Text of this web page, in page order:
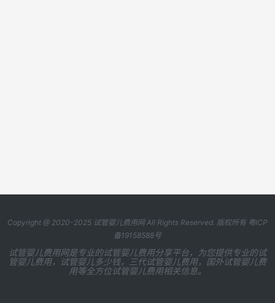
Copyright @ 2020-2025 试管婴儿费用网All Rights Reserved. 版权所有 粤ICP
备19158588号
试管婴儿费用网是专业的试管婴儿费用分享平台，为您提供专业的试
管婴儿费用，试管婴儿多少钱，三代试管婴儿费用，国外试管婴儿费
用等全方位试管婴儿费用相关信息。